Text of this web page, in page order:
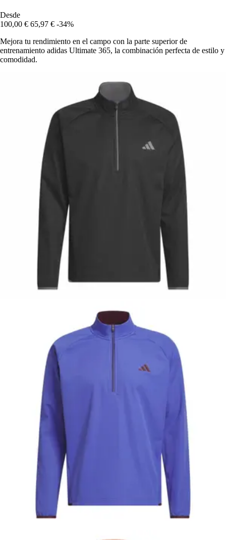
Desde
100,00 € 65,97 € -34%
Mejora tu rendimiento en el campo con la parte superior de
entrenamiento adidas Ultimate 365, la combinación perfecta de estilo y
comodidad.